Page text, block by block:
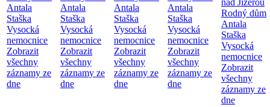
Antala
Staška
Vysocká
nemocnice
Zobrazit
všechny
záznamy ze
dne
Antala
Staška
Vysocká
nemocnice
Zobrazit
všechny
záznamy ze
dne
Antala
Staška
Vysocká
nemocnice
Zobrazit
všechny
záznamy ze
dne
Antala
Staška
Vysocká
nemocnice
Zobrazit
všechny
záznamy ze
dne
Rodný dům
Antala
Staška
Vysocká
nemocnice
Zobrazit
všechny
záznamy ze
dne